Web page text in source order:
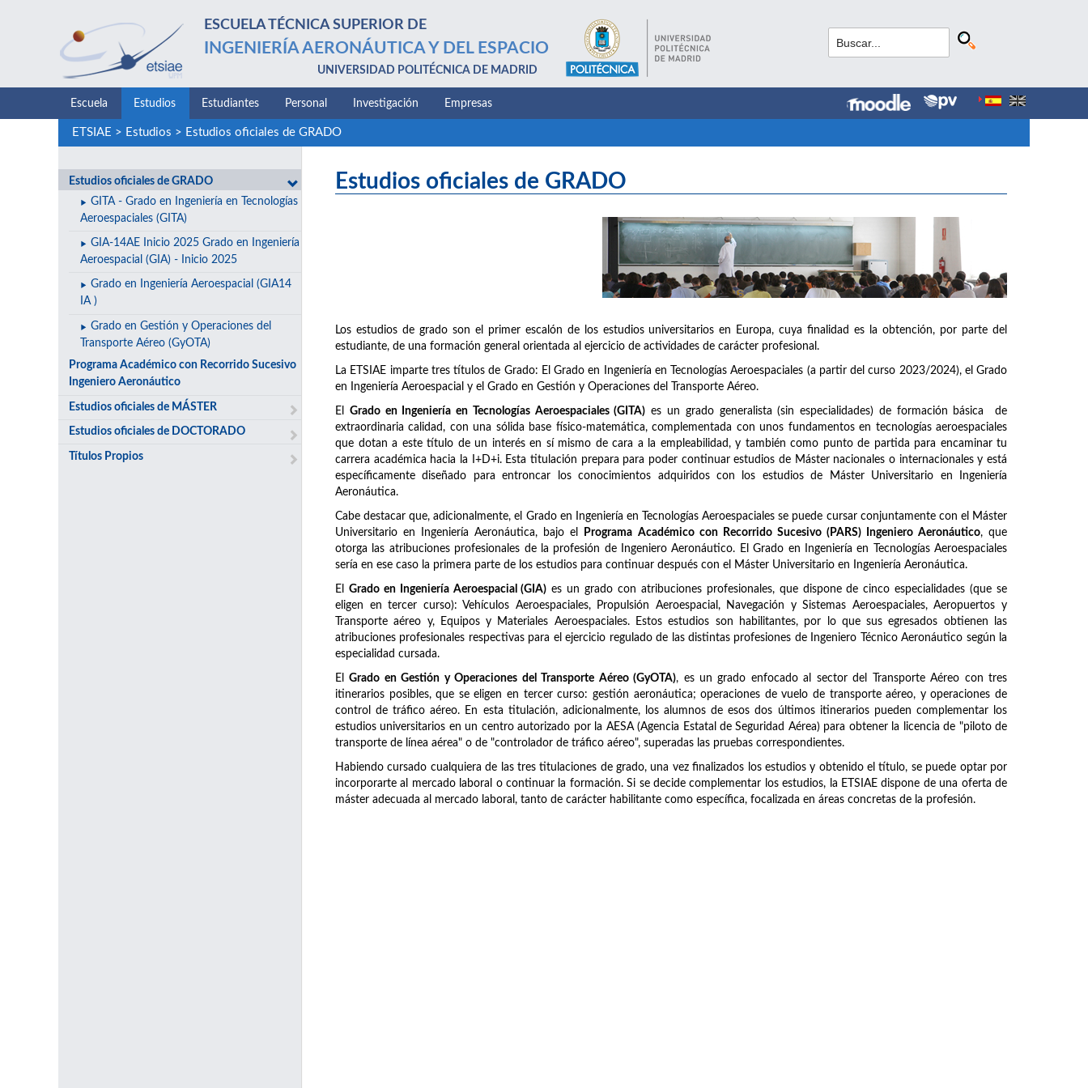
ESCUELA TÉCNICA SUPERIOR DE
INGENIERÍA AERONÁUTICA Y DEL ESPACIO
UNIVERSIDAD POLITÉCNICA DE MADRID
Escuela Estudios Estudiantes Personal Investigación Empresas
ETSIAE > Estudios > Estudios oficiales de GRADO
Estudios oficiales de GRADO
GITA - Grado en Ingeniería en Tecnologías
Aeroespaciales (GITA)
GIA-14AE Inicio 2025 Grado en Ingeniería
Aeroespacial (GIA) - Inicio 2025
Grado en Ingeniería Aeroespacial (GIA14
IA )
Grado en Gestión y Operaciones del
Transporte Aéreo (GyOTA)
Programa Académico con Recorrido Sucesivo
Ingeniero Aeronáutico
Estudios oficiales de MÁSTER
Estudios oficiales de DOCTORADO
Títulos Propios
Estudios oficiales de GRADO
Los estudios de grado son el primer escalón de los estudios universitarios en Europa, cuya finalidad es la obtención, por parte del
estudiante, de una formación general orientada al ejercicio de actividades de carácter profesional.
La ETSIAE imparte tres títulos de Grado: El Grado en Ingeniería en Tecnologías Aeroespaciales (a partir del curso 2023/2024), el Grado
en Ingeniería Aeroespacial y el Grado en Gestión y Operaciones del Transporte Aéreo.
El Grado en Ingeniería en Tecnologías Aeroespaciales (GITA) es un grado generalista (sin especialidades) de formación básica de
extraordinaria calidad, con una sólida base físico-matemática, complementada con unos fundamentos en tecnologías aeroespaciales
que dotan a este título de un interés en sí mismo de cara a la empleabilidad, y también como punto de partida para encaminar tu
carrera académica hacia la I+D+i. Esta titulación prepara para poder continuar estudios de Máster nacionales o internacionales y está
específicamente diseñado para entroncar los conocimientos adquiridos con los estudios de Máster Universitario en Ingeniería
Aeronáutica.
Cabe destacar que, adicionalmente, el Grado en Ingeniería en Tecnologías Aeroespaciales se puede cursar conjuntamente con el Máster
Universitario en Ingeniería Aeronáutica, bajo el
Programa Académico con Recorrido Sucesivo (PARS) Ingeniero Aeronáutico, que
otorga las atribuciones profesionales de la profesión de Ingeniero Aeronáutico. El Grado en Ingeniería en Tecnologías Aeroespaciales
sería en ese caso la primera parte de los estudios para continuar después con el Máster Universitario en Ingeniería Aeronáutica.
El Grado en Ingeniería Aeroespacial (GIA) es un grado con atribuciones profesionales, que dispone de cinco especialidades (que se
eligen en tercer curso): Vehículos Aeroespaciales, Propulsión Aeroespacial, Navegación y Sistemas Aeroespaciales, Aeropuertos y
Transporte aéreo y, Equipos y Materiales Aeroespaciales. Estos estudios son habilitantes, por lo que sus egresados obtienen las
atribuciones profesionales respectivas para el ejercicio regulado de las distintas profesiones de Ingeniero Técnico Aeronáutico según la
especialidad cursada.
ElGrado en Gestión y Operaciones del Transporte Aéreo (GyOTA), es un grado enfocado al sector del Transporte Aéreo con tres
itinerarios posibles, que se eligen en tercer curso: gestión aeronáutica; operaciones de vuelo de transporte aéreo, y operaciones de
control de tráfico aéreo. En esta titulación, adicionalmente, los alumnos de esos dos últimos itinerarios pueden complementar los
estudios universitarios en un centro autorizado por la AESA (Agencia Estatal de Seguridad Aérea) para obtener la licencia de "piloto de
transporte de línea aérea" o de "controlador de tráfico aéreo", superadas las pruebas correspondientes.
Habiendo cursado cualquiera de las tres titulaciones de grado, una vez finalizados los estudios y obtenido el título, se puede optar por
incorporarte al mercado laboral o continuar la formación. Si se decide complementar los estudios, la ETSIAE dispone de una oferta de
máster adecuada al mercado laboral, tanto de carácter habilitante como específica, focalizada en áreas concretas de la profesión.